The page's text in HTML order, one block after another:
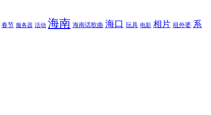
春节 服务器 活动 海南 海南话歌曲 海口 玩具 电影 相片 祖外婆 系